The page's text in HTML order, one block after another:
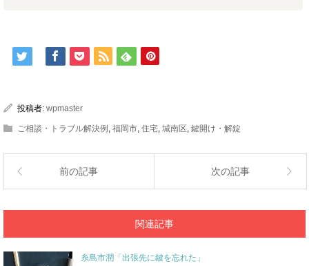
投稿者: wpmaster
ご相談・トラブル解決例 福岡市, 住宅, 城南区 鍵開け・解錠
前の記事 次の記事
関連記事
糸島市潤「出張先に鍵を忘れた」